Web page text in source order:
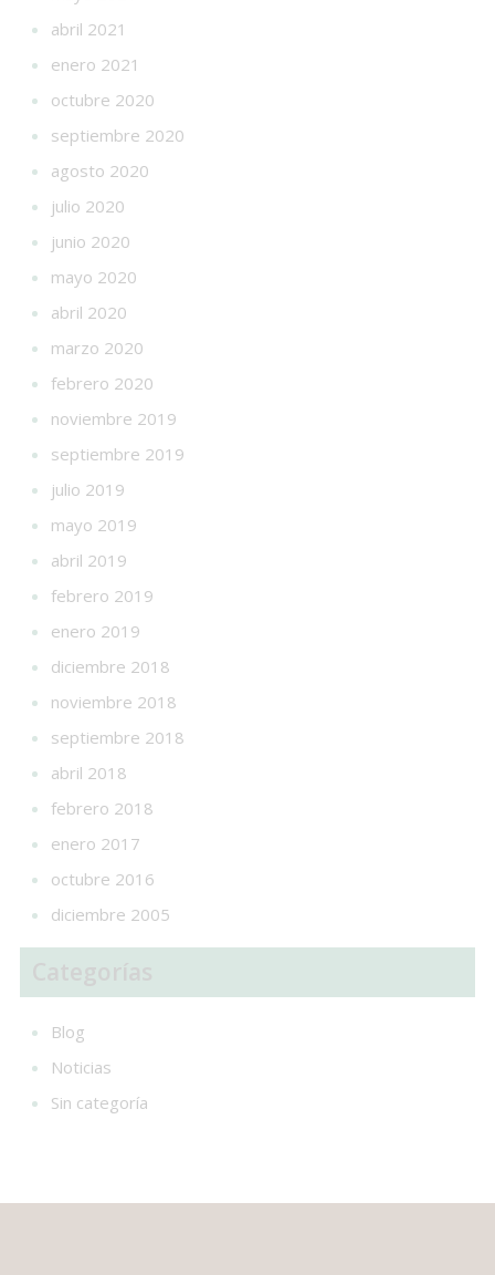
abril 2021
enero 2021
octubre 2020
septiembre 2020
agosto 2020
julio 2020
junio 2020
mayo 2020
abril 2020
marzo 2020
febrero 2020
noviembre 2019
septiembre 2019
julio 2019
mayo 2019
abril 2019
febrero 2019
enero 2019
diciembre 2018
noviembre 2018
septiembre 2018
abril 2018
febrero 2018
enero 2017
octubre 2016
diciembre 2005
Blog
Noticias
Sin categoría